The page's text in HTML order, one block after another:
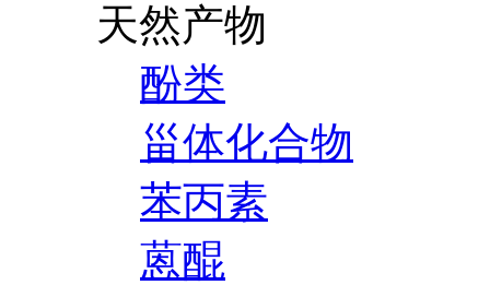
天然产物
酚类
甾体化合物
苯丙素
蒽醌